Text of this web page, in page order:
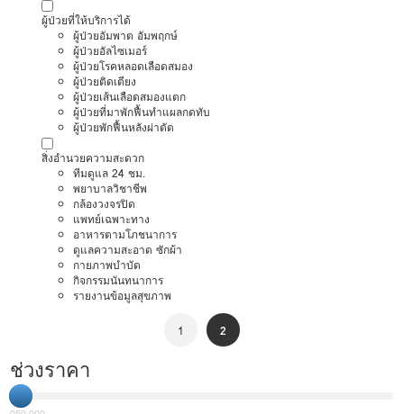
ผู้ป่วยที่ให้บริการได้
ผู้ป่วยอัมพาต อัมพฤกษ์
ผู้ป่วยอัลไซเมอร์
ผู้ป่วยโรคหลอดเลือดสมอง
ผู้ป่วยติดเตียง
ผู้ป่วยเส้นเลือดสมองแตก
ผู้ป่วยที่มาพักฟื้นทำแผลกดทับ
ผู้ป่วยพักฟื้นหลังผ่าตัด
สิ่งอำนวยความสะดวก
ทีมดูแล 24 ชม.
พยาบาลวิชาชีพ
กล้องวงจรปิด
แพทย์เฉพาะทาง
อาหารตามโภชนาการ
ดูแลความสะอาด ซักผ้า
กายภาพบำบัด
กิจกรรมนันทนาการ
รายงานข้อมูลสุขภาพ
1 2
ช่วงราคา